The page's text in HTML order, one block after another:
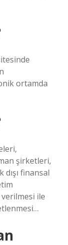
ortamda
şirketleri,
finansal
ile